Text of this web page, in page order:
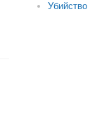
Убийство